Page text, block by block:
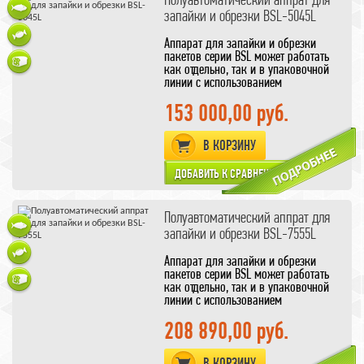
усадкой в термотоннелях
так и без неё.
запайки и обрезки BSL-5045L
Аппарат для запайки и обрезки
пакетов серии BSL может работать
как отдельно, так и в упаковочной
линии с использованием
1. Полуавтоматический нож для
запайки и обрезки пакета с
отводящим ленточным
транспортёром.
2. Нож выполнен из антипригарного
термостойкого алюминиевого сплава
и нихрома, снабжён защитой от
перегрева и обеспечивает ровные
прямые швы.
3. Ленточный транспортёр может
регулироваться по высоте, а также по
4. Полученная упаковка может
использоваться как с термической
усадкой в термотоннелях, так и без
неё.
153 000,00 руб.
В КОРЗИНУ
Полуавтоматический аппрат для
запайки и обрезки BSL-7555L
Аппарат для запайки и обрезки
пакетов серии BSL может работать
как отдельно, так и в упаковочной
линии с использованием
1. Полуавтоматический нож для
запайки и обрезки пакета с
отводящим ленточным
208 890,00 руб.